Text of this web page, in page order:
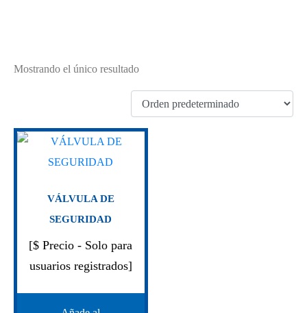
Mostrando el único resultado
VÁLVULA DE
SEGURIDAD
[$ Precio - Solo para
usuarios registrados]